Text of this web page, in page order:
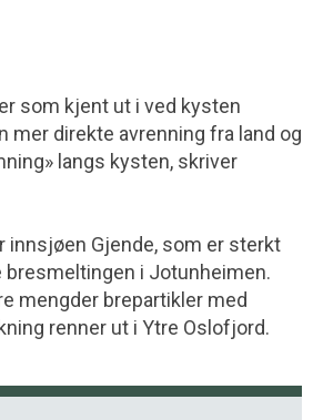
som kjent ut i ved kysten
mer direkte avrenning fra land og
langs kysten, skriver
innsjøen Gjende, som er sterkt
bresmeltingen i Jotunheimen.
mengder brepartikler med
renner ut i Ytre Oslofjord.